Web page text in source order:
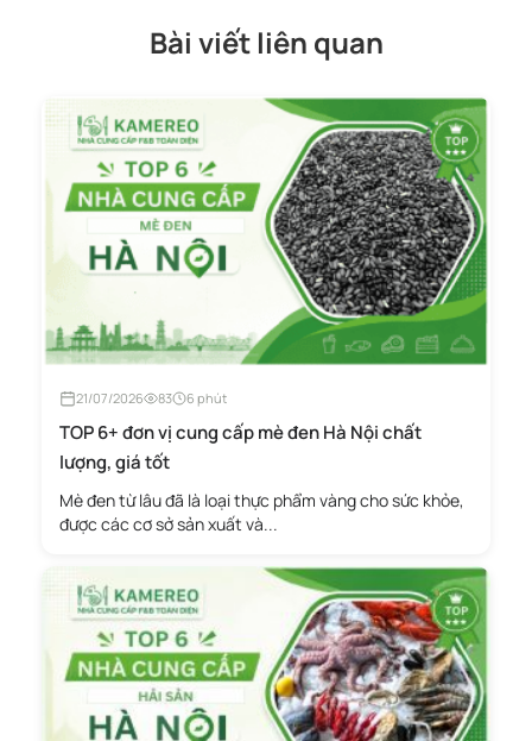
Bài viết liên quan
21/07/2026 83 6 phút
TOP 6+ đơn vị cung cấp mè đen Hà Nội chất
lượng, giá tốt
Mè đen từ lâu đã là loại thực phẩm vàng cho sức khỏe,
được các cơ sở sản xuất và...